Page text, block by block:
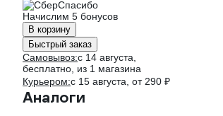
Начислим 5 бонусов
В корзину
Быстрый заказ
Самовывоз:c 14 августа,
бесплатно, из 1 магазина
Курьером:c 15 августа, от 290 ₽
Аналоги